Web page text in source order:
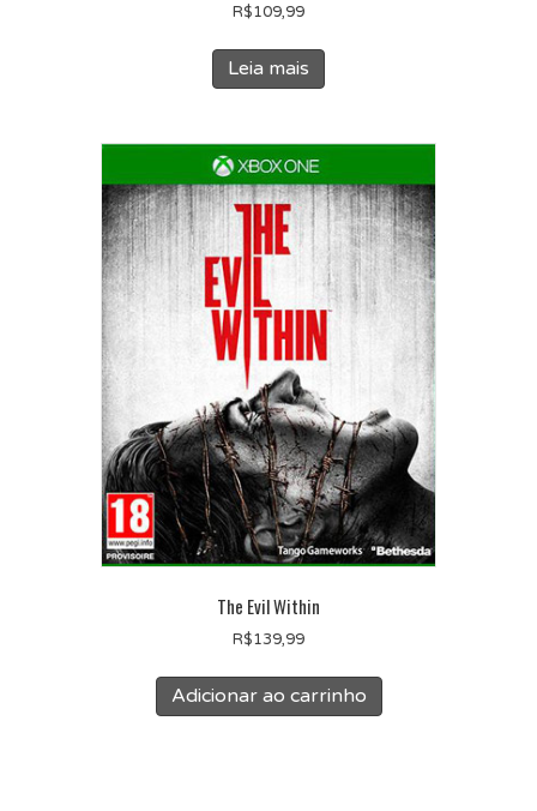
R$109,99
Leia mais
The Evil Within
R$139,99
Adicionar ao carrinho